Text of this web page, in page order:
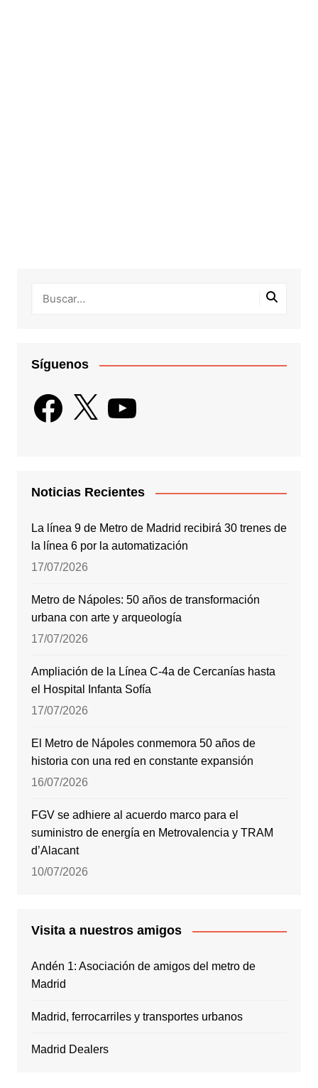
Síguenos
Facebook
X YouTube
Noticias Recientes
La línea 9 de Metro de Madrid recibirá 30 trenes de
la línea 6 por la automatización
17/07/2026
Metro de Nápoles: 50 años de transformación
urbana con arte y arqueología
17/07/2026
Ampliación de la Línea C-4a de Cercanías hasta
el Hospital Infanta Sofía
17/07/2026
El Metro de Nápoles conmemora 50 años de
historia con una red en constante expansión
16/07/2026
FGV se adhiere al acuerdo marco para el
suministro de energía en Metrovalencia y TRAM
d’Alacant
10/07/2026
Visita a nuestros amigos
Andén 1: Asociación de amigos del metro de
Madrid
Madrid, ferrocarriles y transportes urbanos
Madrid Dealers